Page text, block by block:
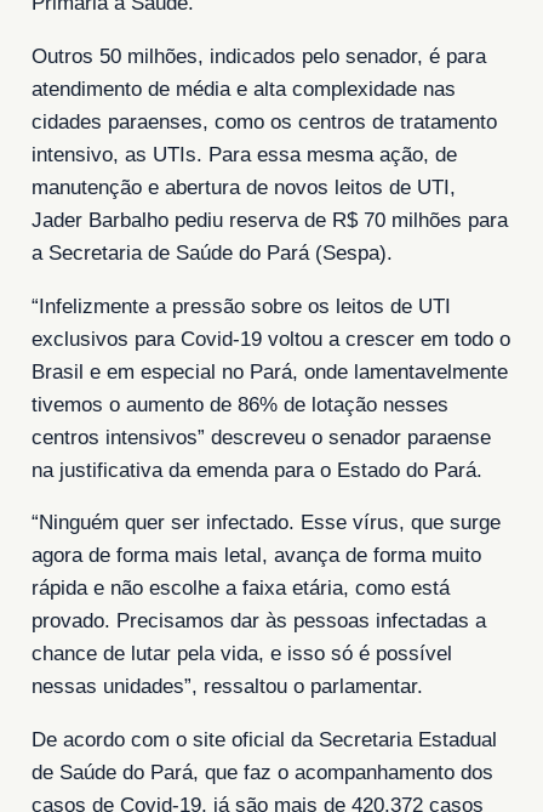
Outros 50 milhões, indicados pelo senador, é para
atendimento de média e alta complexidade nas
cidades paraenses, como os centros de tratamento
intensivo, as UTIs. Para essa mesma ação, de
manutenção e abertura de novos leitos de UTI,
Jader Barbalho pediu reserva de R$ 70 milhões para
a Secretaria de Saúde do Pará (Sespa).
“Infelizmente a pressão sobre os leitos de UTI
exclusivos para Covid-19 voltou a crescer em todo o
Brasil e em especial no Pará, onde lamentavelmente
tivemos o aumento de 86% de lotação nesses
centros intensivos” descreveu o senador paraense
na justificativa da emenda para o Estado do Pará.
“Ninguém quer ser infectado. Esse vírus, que surge
agora de forma mais letal, avança de forma muito
rápida e não escolhe a faixa etária, como está
provado. Precisamos dar às pessoas infectadas a
chance de lutar pela vida, e isso só é possível
nessas unidades”, ressaltou o parlamentar.
De acordo com o site oficial da Secretaria Estadual
de Saúde do Pará, que faz o acompanhamento dos
casos de Covid-19, já são mais de 420.372 casos